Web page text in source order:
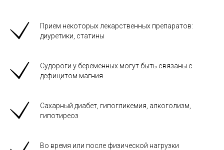
Прием некоторых лекарственных препаратов:
диуретики, статины
Судороги у беременных могут быть связаны с
дефицитом магния
Сахарный диабет, гипогликемия, алкоголизм,
гипотиреоз
Во время или после физической нагрузки